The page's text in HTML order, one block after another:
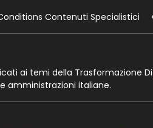
Contenuti Specialistici
ai temi della Trasformazione
amministrazioni italiane.